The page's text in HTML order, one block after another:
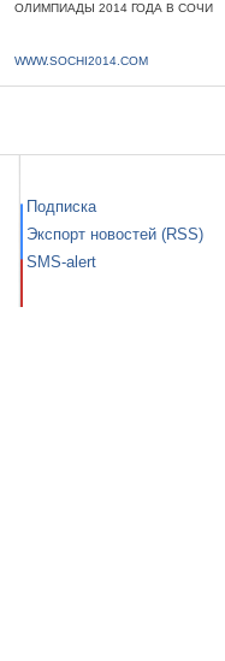
ОЛИМПИАДЫ 2014 ГОДА В СОЧИ
WWW.SOCHI2014.COM
Подписка
Экспорт новостей (RSS)
SMS-alert